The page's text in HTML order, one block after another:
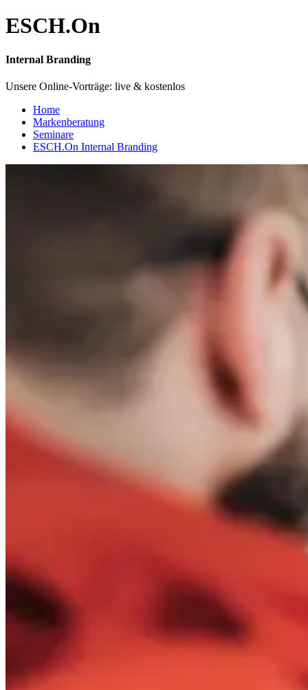
ESCH.On
Internal Branding
Unsere Online-Vorträge: live & kostenlos
Home
Markenberatung
Seminare
ESCH.On Internal Branding